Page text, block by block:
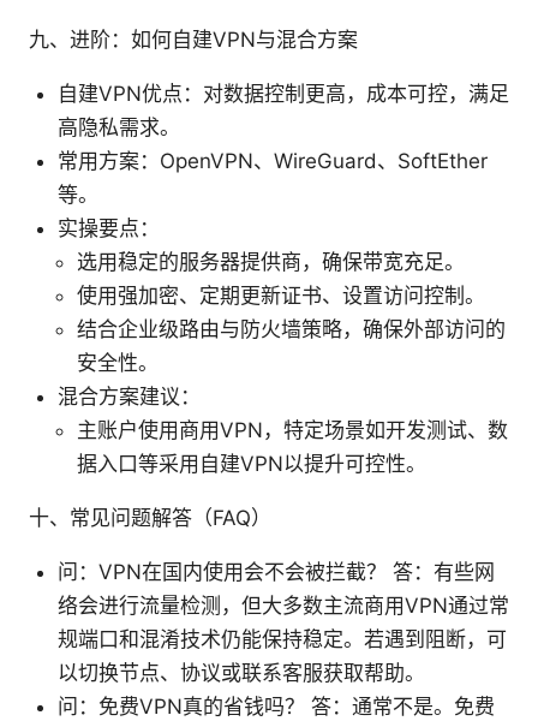
九、进阶：如何自建VPN与混合方案
自建VPN优点：对数据控制更高，成本可控，满足
高隐私需求。
常用方案：OpenVPN、WireGuard、SoftEther
等。
实操要点：
选用稳定的服务器提供商，确保带宽充足。
使用强加密、定期更新证书、设置访问控制。
结合企业级路由与防火墙策略，确保外部访问的
安全性。
混合方案建议：
主账户使用商用VPN，特定场景如开发测试、数
据入口等采用自建VPN以提升可控性。
十、常见问题解答（FAQ）
问：VPN在国内使用会不会被拦截？ 答：有些网
络会进行流量检测，但大多数主流商用VPN通过常
规端口和混淆技术仍能保持稳定。若遇到阻断，可
以切换节点、协议或联系客服获取帮助。
问：免费VPN真的省钱吗？ 答：通常不是。免费